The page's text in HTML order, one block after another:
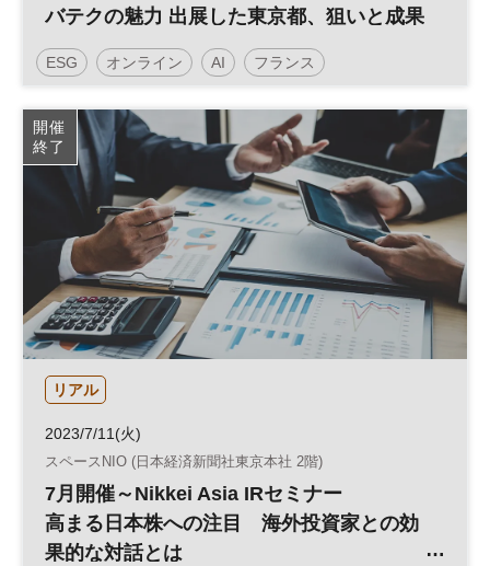
バテクの魅力 出展した東京都、狙いと成果
ESG オンライン AI フランス
ビバテクノロジー 平日夕方開催 オンライン講座
日経イノベーション・ミートアップ イノベーション
デジタルトランスフォーメーション 人工知能 経営
SDGs テクノロジー スタートアップ 新規事業
フレンチテック デジタル パリ DX 参加無料
オープンイノベーション ベンチャー
開催
終了
リアル
2023/7/11(火)
スペースNIO (日本経済新聞社東京本社 2階)
7月開催～Nikkei Asia IRセミナー
高まる日本株への注目 海外投資家との効
果的な対話とは